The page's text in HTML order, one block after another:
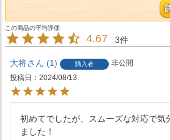
4.67 3
大将 1 購入者
非公開
投稿日
2024/08/13
初めてでしたが、スムーズな対応で気
ました！